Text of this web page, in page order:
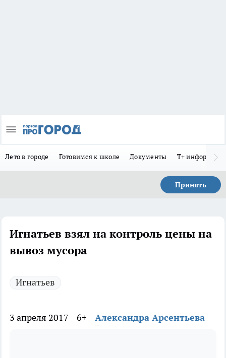
Лето в городе Готовимся к школе Документы Т+
Принять
Игнатьев взял на контроль цены на
вывоз мусора
Игнатьев
3 апреля 2017 6+ Александра Арсентьева